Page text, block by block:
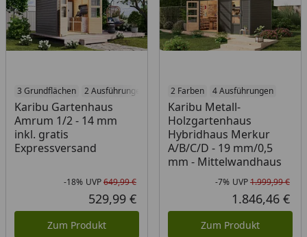
3 Grundflächen 2 Ausführungen
Karibu Gartenhaus
Amrum 1/2 - 14 mm
inkl. gratis
Expressversand
Rabatt in Prozent
-18%
Ursprünglicher Preis
UVP649,99 €
Aktueller Preis
529,99 €
Zum Produkt
2 Farben 4 Ausführungen
Karibu Metall-
Holzgartenhaus
Hybridhaus Merkur
A/B/C/D - 19 mm/0,5
mm - Mittelwandhaus
-7% UVP1.999,99 €
1.846,46 €
Zum Produkt